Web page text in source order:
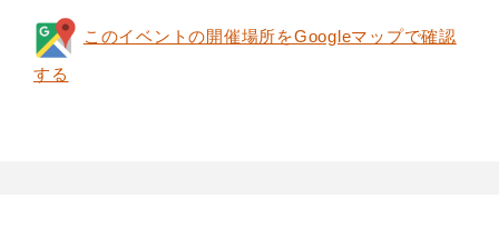
このイベントの開催場所をGoogleマップで確認
する